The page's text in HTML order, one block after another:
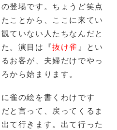
登場です。ちょうど笑点
ことから、ここに来てい
ていない人たちなんだと
。演目は『抜け雀 』とい
お客が、夫婦だけでやっ
から始まります。
雀の絵を書くわけです
と言って、戻ってくるま
て行きます。出て行った